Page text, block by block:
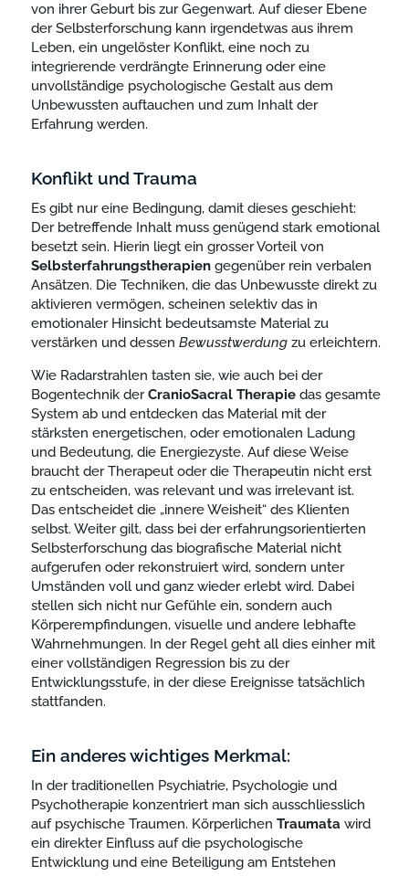
von ihrer Geburt bis zur Gegenwart. Auf dieser Ebene
der Selbsterforschung kann irgendetwas aus ihrem
Leben, ein ungelöster Konflikt, eine noch zu
integrierende verdrängte Erinnerung oder eine
unvollständige psychologische Gestalt aus dem
Unbewussten auftauchen und zum Inhalt der
Erfahrung werden.
Konflikt und Trauma
Es gibt nur eine Bedingung, damit dieses geschieht:
Der betreffende Inhalt muss genügend stark emotional
besetzt sein. Hierin liegt ein grosser Vorteil von
Selbsterfahrungstherapiengegenüber rein verbalen
Ansätzen. Die Techniken, die das Unbewusste direkt zu
aktivieren vermögen, scheinen selektiv das in
emotionaler Hinsicht bedeutsamste Material zu
verstärken und dessen Bewusstwerdungzu erleichtern.
Wie Radarstrahlen tasten sie, wie auch bei der
Bogentechnik derCranioSacral Therapiedas gesamte
System ab und entdecken das Material mit der
stärksten energetischen, oder emotionalen Ladung
und Bedeutung, die Energiezyste. Auf diese Weise
braucht der Therapeut oder die Therapeutin nicht erst
zu entscheiden, was relevant und was irrelevant ist.
Das entscheidet die „innere Weisheit“ des Klienten
selbst. Weiter gilt, dass bei der erfahrungsorientierten
Selbsterforschung das biografische Material nicht
aufgerufen oder rekonstruiert wird, sondern unter
Umständen voll und ganz wieder erlebt wird. Dabei
stellen sich nicht nur Gefühle ein, sondern auch
Körperempfindungen, visuelle und andere lebhafte
Wahrnehmungen. In der Regel geht all dies einher mit
einer vollständigen Regression bis zu der
Entwicklungsstufe, in der diese Ereignisse tatsächlich
stattfanden.
Ein anderes wichtiges Merkmal:
In der traditionellen Psychiatrie, Psychologie und
Psychotherapie konzentriert man sich ausschliesslich
auf psychische Traumen. Körperlichen Traumatawird
ein direkter Einfluss auf die psychologische
Entwicklung und eine Beteiligung am Entstehen